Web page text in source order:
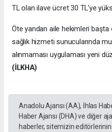
TL olan ilave ücret 30 TL'ye
Öte yandan aile hekimleri
sağlık hizmeti sunucularında
alınmaması uygulaması yeni
(İLKHA)
Anadolu Ajansı (AA), İhlas
Haber Ajansı (DHA) ve diğer
haberler, sitemizin